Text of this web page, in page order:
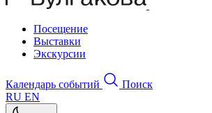
Посещение
Выставки
Экскурсии
Календарь событий
Поиск
RU EN